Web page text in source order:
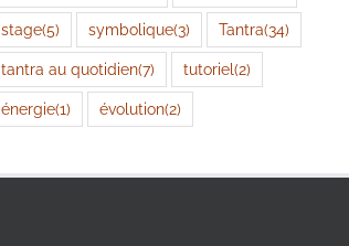
stage(5) symbolique(3) Tantra(34)
tantra au quotidien(7) tutoriel(2)
énergie(1) évolution(2)